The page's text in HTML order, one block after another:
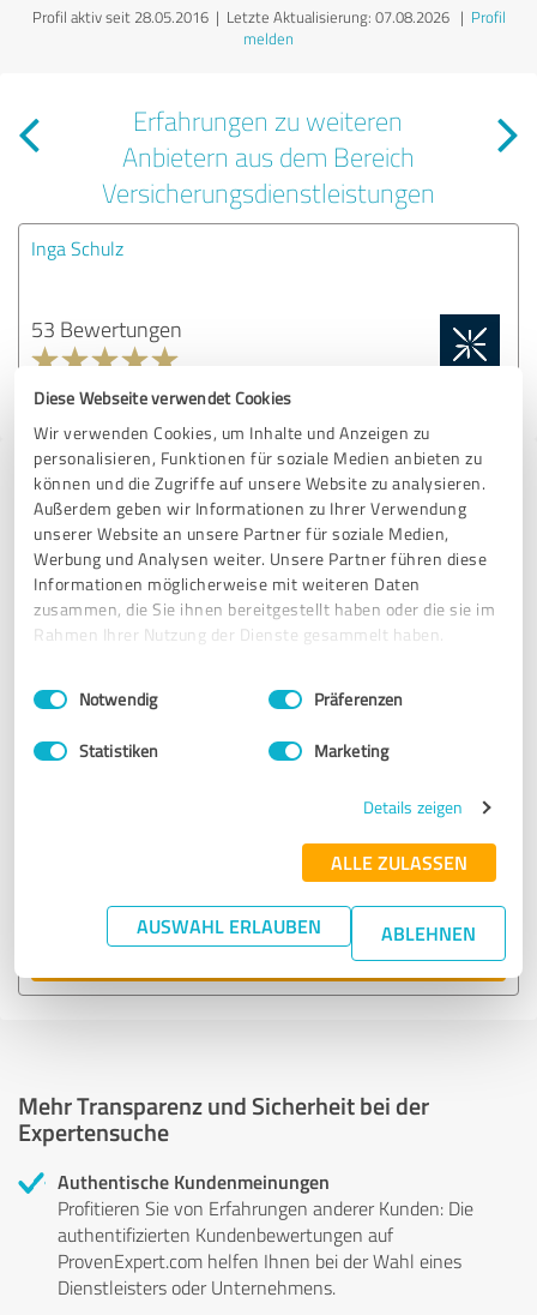
Diese Webseite verwendet Cookies
Wir verwenden Cookies, um Inhalte und Anzeigen zu
personalisieren, Funktionen für soziale Medien anbieten zu
können und die Zugriffe auf unsere Website zu analysieren.
Außerdem geben wir Informationen zu Ihrer Verwendung
unserer Website an unsere Partner für soziale Medien,
Werbung und Analysen weiter. Unsere Partner führen diese
Informationen möglicherweise mit weiteren Daten
zusammen, die Sie ihnen bereitgestellt haben oder die sie im
Rahmen Ihrer Nutzung der Dienste gesammelt haben.
Impressum Datenschutzbestimmungen
Einwilligungsauswahl
Notwendig Präferenzen
Statistiken Marketing
Details zeigen
ALLE ZULASSEN
AUSWAHL ERLAUBEN ABLEHNEN
Profil aktiv seit 28.05.2016 | Letzte Aktualisierung: 07.08.2026| Profil
melden
Erfahrungen zu weiteren
Anbietern aus dem Bereich
Versicherungsdienstleistungen
Inga Schulz
53 Bewertungen
4.92 von 5
Tipp: Die passenden Experten finden - mit
dem ExpertCompass
Fordern Sie kostenlos Angebote an, von Dienstleistern in ganz
Deutschland, die von anderen Kunden bereits bewertet und
empfohlen wurden.
5.342 Treffer
zu Versicherungsdienstleistungen in Bielefeld
Mehr Transparenz und Sicherheit bei der
Expertensuche
Authentische Kundenmeinungen
Profitieren Sie von Erfahrungen anderer Kunden: Die
authentifizierten Kundenbewertungen auf
ProvenExpert.com helfen Ihnen bei der Wahl eines
Dienstleisters oder Unternehmens.